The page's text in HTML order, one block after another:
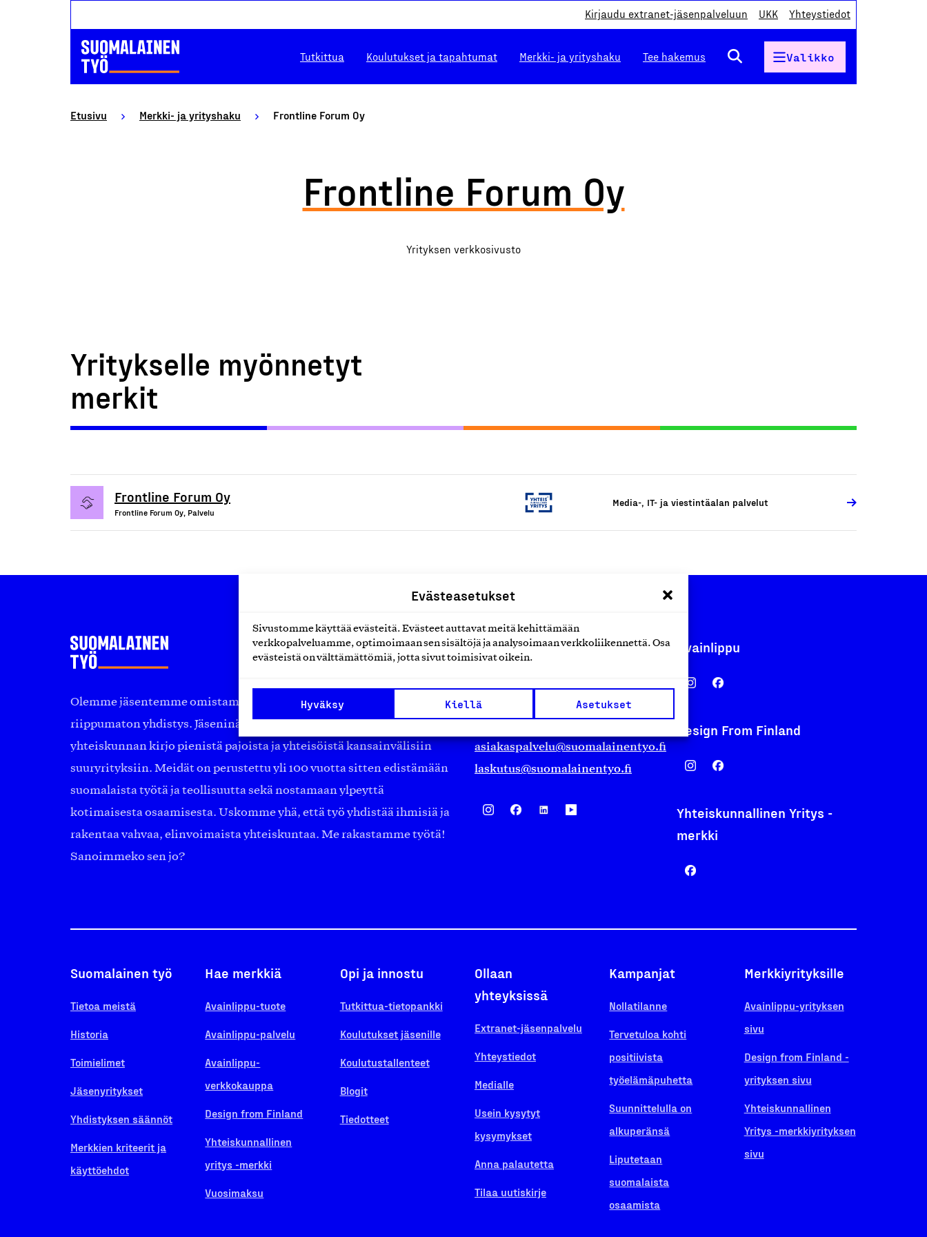
Evästeasetukset
Sivustomme käyttää evästeitä. Evästeet auttavat meitä kehittämään
verkkopalveluamme, optimoimaan sen sisältöjä ja analysoimaan verkkoliikennettä. Osa
evästeistä on välttämättömiä, jotta sivut toimisivat oikein.
Hyväksy Kiellä Asetukset
Kirjaudu extranet-jäsenpalveluun UKK Yhteystiedot
Tutkittua Koulutukset ja tapahtumat Merkki- ja yrityshaku Tee hakemus Valikko
Etusivu Merkki- ja yrityshaku Frontline Forum Oy
Frontline Forum Oy
Yrityksen verkkosivusto
Yritykselle myönnetyt
merkit
Frontline Forum Oy
Frontline Forum Oy, Palvelu
Media-, IT- ja viestintäalan palvelut
Olemme jäsentemme omistama puolueeton, työmarkkinajärjestöistä
riippumaton yhdistys. Jäseninämme on koko suomalaisen
yhteiskunnan kirjo pienistä pajoista ja yhteisöistä kansainvälisiin
suuryrityksiin. Meidät on perustettu yli 100 vuotta sitten edistämään
suomalaista työtä ja teollisuutta sekä nostamaan ylpeyttä
kotimaisesta osaamisesta. Uskomme yhä, että työ yhdistää ihmisiä ja
rakentaa vahvaa, elinvoimaista yhteiskuntaa. Me rakastamme työtä!
Sanoimmeko sen jo?
Suomalainen työ ry
00130 Helsinki
asiakaspalvelu@suomalainentyo.fi
laskutus@suomalainentyo.fi
Avainlippu
Design From Finland
Yhteiskunnallinen Yritys -
merkki
Suomalainen työ
Tietoa meistä
Historia
Toimielimet
Jäsenyritykset
Yhdistyksen säännöt
Merkkien kriteerit ja
käyttöehdot
Hae merkkiä
Avainlippu-tuote
Avainlippu-palvelu
Avainlippu-
verkkokauppa
Design from Finland
Yhteiskunnallinen
yritys -merkki
Vuosimaksu
Opi ja innostu
Tutkittua-tietopankki
Koulutukset jäsenille
Koulutustallenteet
Blogit
Tiedotteet
Ollaan
yhteyksissä
Extranet-jäsenpalvelu
Yhteystiedot
Medialle
Usein kysytyt
kysymykset
Anna palautetta
Tilaa uutiskirje
Kampanjat
Nollatilanne
Tervetuloa kohti
positiivista
työelämäpuhetta
Suunnittelulla on
alkuperänsä
Liputetaan
suomalaista
osaamista
Merkkiyrityksille
Avainlippu-yrityksen
sivu
Design from Finland -
yrityksen sivu
Yhteiskunnallinen
Yritys -merkkiyrityksen
sivu